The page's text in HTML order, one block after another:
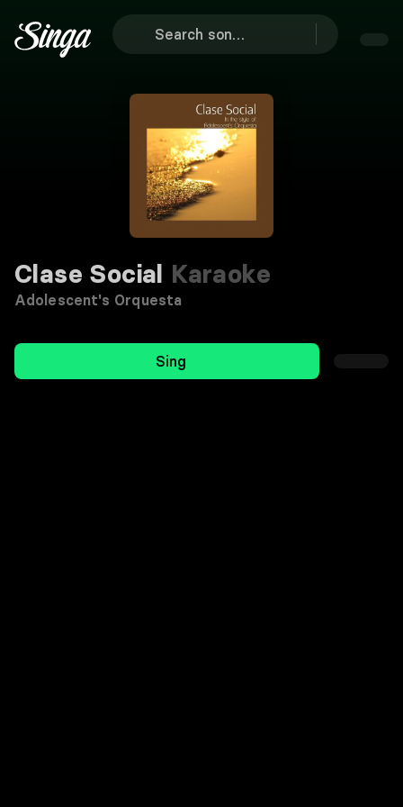
Clase Social Karaoke
Adolescent's Orquesta
Sing